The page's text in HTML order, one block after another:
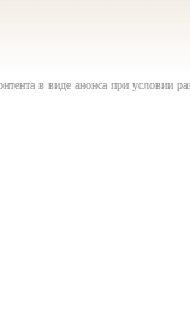
в виде анонса при условии